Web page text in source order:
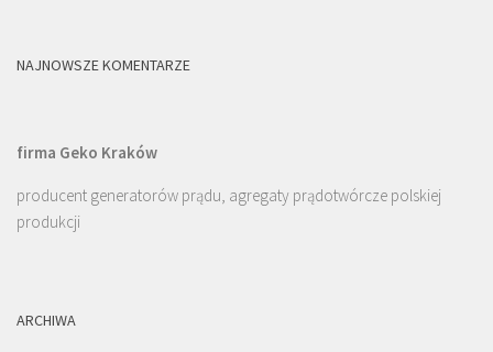
NAJNOWSZE KOMENTARZE
firma Geko Kraków
producent generatorów prądu, agregaty prądotwórcze polskiej
produkcji
ARCHIWA